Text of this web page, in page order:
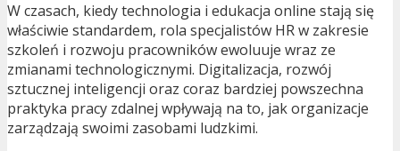
W czasach, kiedy technologia i edukacja online stają się
właściwie standardem, rola specjalistów HR w zakresie
szkoleń i rozwoju pracowników ewoluuje wraz ze
zmianami technologicznymi. Digitalizacja, rozwój
sztucznej inteligencji oraz coraz bardziej powszechna
praktyka pracy zdalnej wpływają na to, jak organizacje
zarządzają swoimi zasobami ludzkimi.